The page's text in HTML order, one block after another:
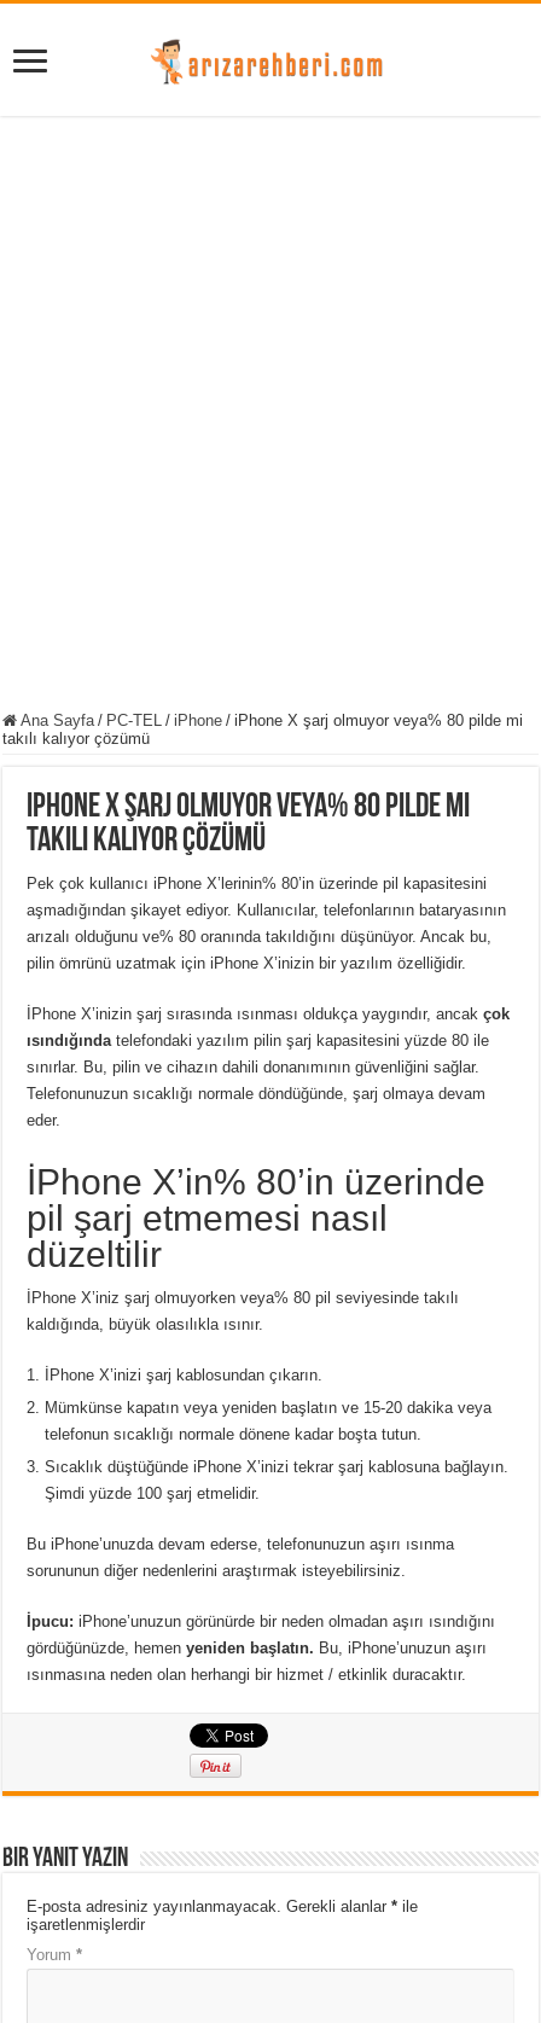
Ana Sayfa / PC-TEL / iPhone / iPhone X şarj olmuyor veya% 80 pilde mi
takılı kalıyor çözümü
iPhone X şarj olmuyor veya% 80 pilde mi
takılı kalıyor çözümü
Pek çok kullanıcı iPhone X’lerinin% 80’in üzerinde pil kapasitesini
aşmadığından şikayet ediyor. Kullanıcılar, telefonlarının bataryasının
arızalı olduğunu ve% 80 oranında takıldığını düşünüyor. Ancak bu,
pilin ömrünü uzatmak için iPhone X’inizin bir yazılım özelliğidir.
İPhone X’inizin şarj sırasında ısınması oldukça yaygındır, ancakçok
ısındığında telefondaki yazılım pilin şarj kapasitesini yüzde 80 ile
sınırlar. Bu, pilin ve cihazın dahili donanımının güvenliğini sağlar.
Telefonunuzun sıcaklığı normale döndüğünde, şarj olmaya devam
eder.
İPhone X’in% 80’in üzerinde
pil şarj etmemesi nasıl
düzeltilir
İPhone X’iniz şarj olmuyorken veya% 80 pil seviyesinde takılı
kaldığında, büyük olasılıkla ısınır.
İPhone X’inizi şarj kablosundan çıkarın.
Mümkünse kapatın veya yeniden başlatın ve 15-20 dakika veya
telefonun sıcaklığı normale dönene kadar boşta tutun.
Sıcaklık düştüğünde iPhone X’inizi tekrar şarj kablosuna bağlayın.
Şimdi yüzde 100 şarj etmelidir.
Bu iPhone’unuzda devam ederse, telefonunuzun aşırı ısınma
sorununun diğer nedenlerini araştırmak isteyebilirsiniz.
İpucu: iPhone’unuzun görünürde bir neden olmadan aşırı ısındığını
gördüğünüzde, hemenyeniden başlatın. Bu, iPhone’unuzun aşırı
ısınmasına neden olan herhangi bir hizmet / etkinlik duracaktır.
Bir yanıt yazın
E-posta adresiniz yayınlanmayacak. Gerekli alanlar* ile
işaretlenmişlerdir
Yorum*